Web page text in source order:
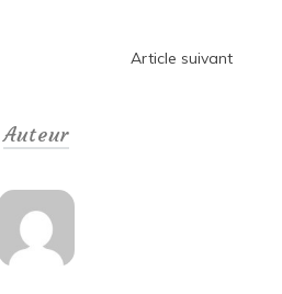
Article suivant
Auteur